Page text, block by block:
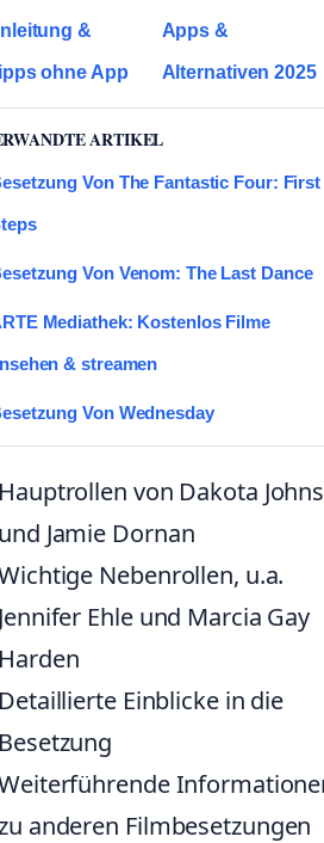
&
ohne App
Apps &
Alternativen 2025
ARTIKEL
Von The Fantastic Four: First
Von Venom: The Last Dance
Mediathek: Kostenlos Filme
& streamen
Von Wednesday
Hauptrollen von Dakota
und Jamie Dornan
Nebenrollen, u.a.
Jennifer Ehle und Marcia Gay
Harden
Detaillierte Einblicke in die
Besetzung
anderen Filmbesetzungen